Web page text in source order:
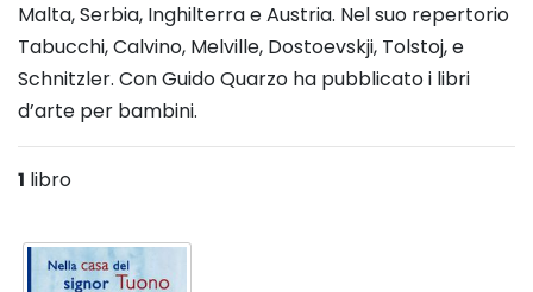
Malta, Serbia, Inghilterra e Austria. Nel suo repertorio
Tabucchi, Calvino, Melville, Dostoevskji, Tolstoj, e
Schnitzler. Con Guido Quarzo ha pubblicato i libri
d’arte per bambini.
1 libro